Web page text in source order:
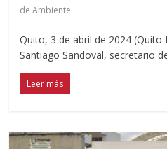
de Ambiente
Quito, 3 de abril de 2024 (Quito
Santiago Sandoval, secretario
Leer más